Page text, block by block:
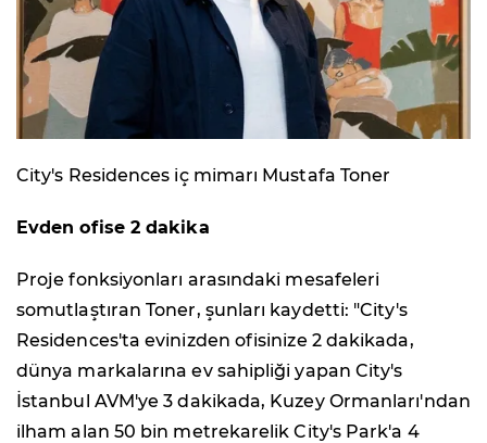
City's Residences iç mimarı Mustafa Toner
Evden ofise 2 dakika
Proje fonksiyonları arasındaki mesafeleri
somutlaştıran Toner, şunları kaydetti: "City's
Residences'ta evinizden ofisinize 2 dakikada,
dünya markalarına ev sahipliği yapan City's
İstanbul AVM'ye 3 dakikada, Kuzey Ormanları'ndan
ilham alan 50 bin metrekarelik City's Park'a 4